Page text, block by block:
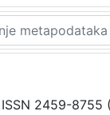
ISSN 2459-8755